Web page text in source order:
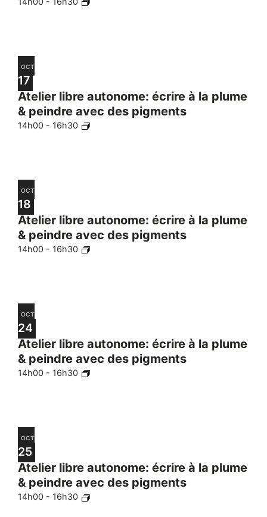
OCT
17
Atelier libre autonome: écrire à la plume
& peindre avec des pigments
14h00 - 16h30
OCT
18
Atelier libre autonome: écrire à la plume
& peindre avec des pigments
14h00 - 16h30
OCT
24
Atelier libre autonome: écrire à la plume
& peindre avec des pigments
14h00 - 16h30
OCT
25
Atelier libre autonome: écrire à la plume
& peindre avec des pigments
14h00 - 16h30